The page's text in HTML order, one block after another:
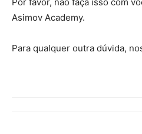
Por favor, não faça isso com
Asimov Academy.
Para qualquer outra dúvida,